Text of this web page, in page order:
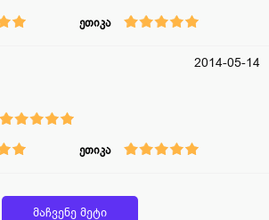
ეთიკა
2014-05-14
ეთიკა
მაჩვენე მეტი